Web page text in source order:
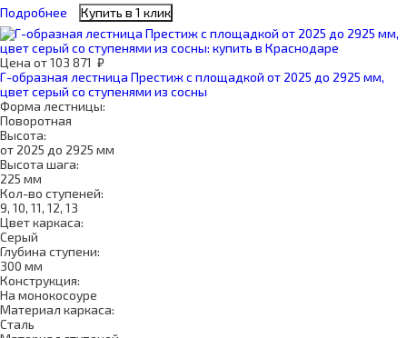
Подробнее
Купить в 1 клик
Цена от103 871 ₽
Г-образная лестница Престиж с площадкой от 2025 до 2925 мм,
цвет серый со ступенями из сосны
Форма лестницы:
Поворотная
Высота:
от 2025 до 2925 мм
Высота шага:
225 мм
Кол-во ступеней:
9, 10, 11, 12, 13
Цвет каркаса:
Серый
Глубина ступени:
300 мм
Конструкция:
На монокосоуре
Материал каркаса:
Сталь